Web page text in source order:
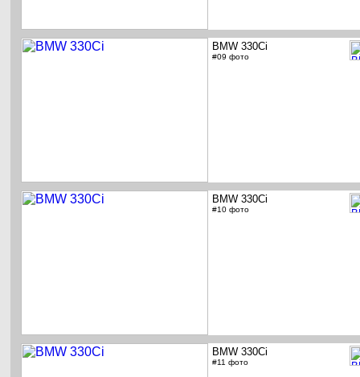
BMW 330Ci
#09 фото
BMW 330Ci
#10 фото
BMW 330Ci
#11 фото